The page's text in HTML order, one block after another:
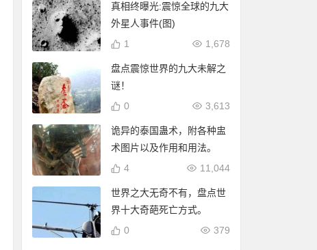
真相终曝光:震惊全球的九大
外星人事件(图)
1,678
1
盘点震惊世界的九大未解之
谜！
3,613
0
诡异的泰国蛊术，附各种盅
术图片以及作用和用法。
11,044
4
世界之大无奇不有，盘点世
界十大奇葩死亡方式。
379
0